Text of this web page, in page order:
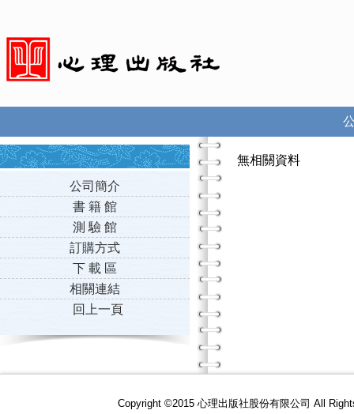
公司簡介
書 籍 館
測 驗 館
訂購方式
下 載 區
相關連結
回上一頁
無相關資料
Copyright ©2015 心理出版社股份有限公司 All